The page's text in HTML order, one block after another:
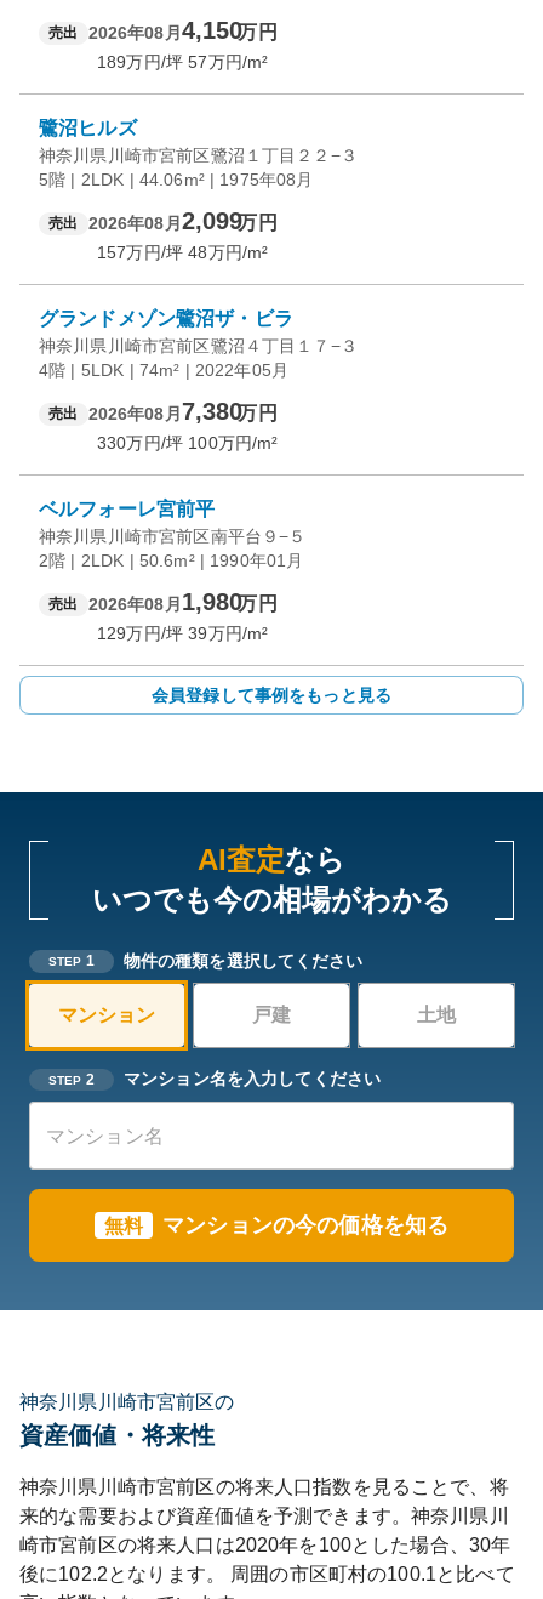
売出 2026年08月 4,150万円
189万円/坪 57万円/m²
鷺沼ヒルズ
神奈川県川崎市宮前区鷺沼１丁目２２−３
5階 | 2LDK | 44.06m² | 1975年08月
売出 2026年08月 2,099万円
157万円/坪 48万円/m²
グランドメゾン鷺沼ザ・ビラ
神奈川県川崎市宮前区鷺沼４丁目１７−３
4階 | 5LDK | 74m² | 2022年05月
売出 2026年08月 7,380万円
330万円/坪 100万円/m²
ベルフォーレ宮前平
神奈川県川崎市宮前区南平台９−５
2階 | 2LDK | 50.6m² | 1990年01月
売出 2026年08月 1,980万円
129万円/坪 39万円/m²
会員登録して事例をもっと見る
AI査定なら
いつでも今の相場がわかる
STEP 1 物件の種類を選択してください
マンション 戸建 土地
STEP 2 マンション名を入力してください
無料 マンションの今の価格を知る
神奈川県川崎市宮前区の
資産価値・将来性
神奈川県 川崎市宮前区の将来人口指数を見ることで、将
来的な需要および資産価値を予測できます。 神奈川県 川
崎市宮前区の将来人口は2020年を100とした場合、30年
後に102.2となります。 周囲の市区町村の100.1と比べて